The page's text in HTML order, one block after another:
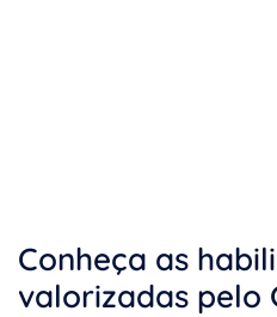
Conheça as
valorizadas pelo